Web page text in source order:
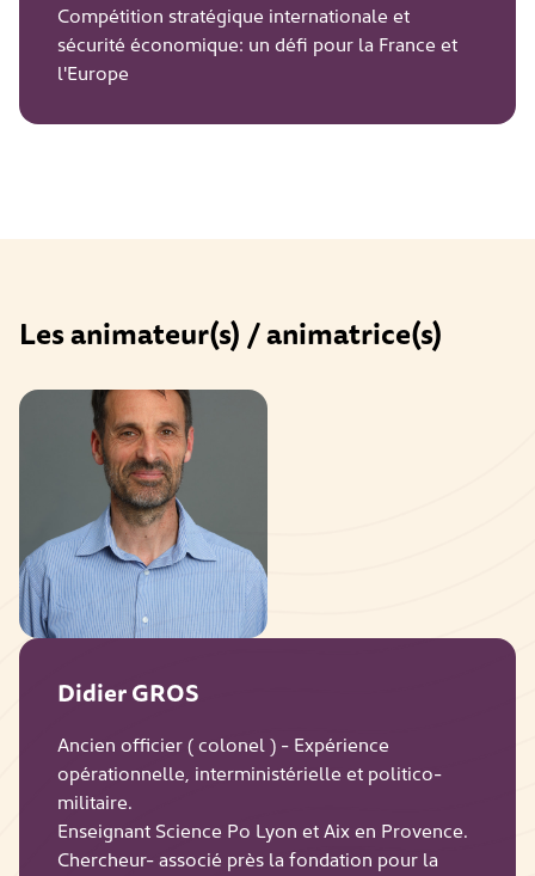
Compétition stratégique internationale et
sécurité économique: un défi pour la France et
l'Europe
Les animateur(s) / animatrice(s)
Didier GROS
Ancien officier ( colonel ) - Expérience
opérationnelle, interministérielle et politico-
militaire.
Enseignant Science Po Lyon et Aix en Provence.
Chercheur- associé près la fondation pour la